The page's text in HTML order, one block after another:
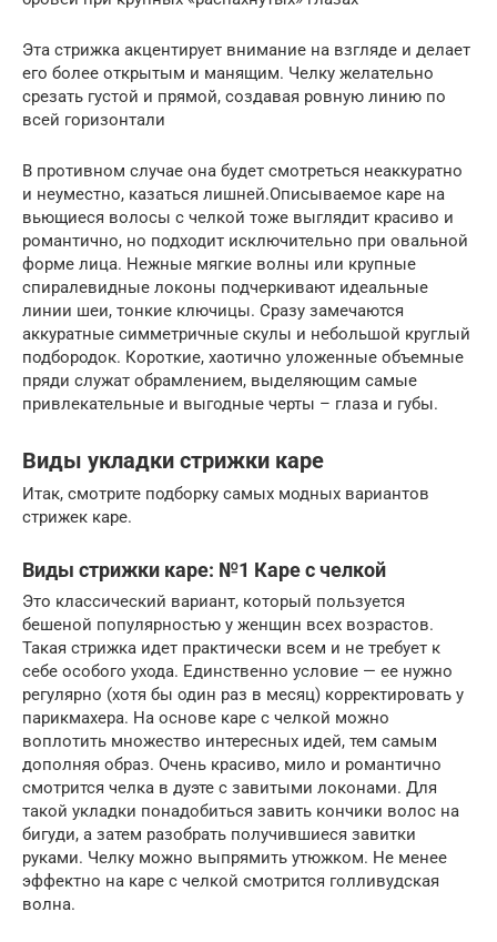
Эта стрижка акцентирует внимание на взгляде и делает
его более открытым и манящим. Челку желательно
срезать густой и прямой, создавая ровную линию по
всей горизонтали
В противном случае она будет смотреться неаккуратно
и неуместно, казаться лишней.Описываемое каре на
вьющиеся волосы с челкой тоже выглядит красиво и
романтично, но подходит исключительно при овальной
форме лица. Нежные мягкие волны или крупные
спиралевидные локоны подчеркивают идеальные
линии шеи, тонкие ключицы. Сразу замечаются
аккуратные симметричные скулы и небольшой круглый
подбородок. Короткие, хаотично уложенные объемные
пряди служат обрамлением, выделяющим самые
привлекательные и выгодные черты – глаза и губы.
Виды укладки стрижки каре
Итак, смотрите подборку самых модных вариантов
стрижек каре.
Виды стрижки каре: №1 Каре с челкой
Это классический вариант, который пользуется
бешеной популярностью у женщин всех возрастов.
Такая стрижка идет практически всем и не требует к
себе особого ухода. Единственно условие — ее нужно
регулярно (хотя бы один раз в месяц) корректировать у
парикмахера. На основе каре с челкой можно
воплотить множество интересных идей, тем самым
дополняя образ. Очень красиво, мило и романтично
смотрится челка в дуэте с завитыми локонами. Для
такой укладки понадобиться завить кончики волос на
бигуди, а затем разобрать получившиеся завитки
руками. Челку можно выпрямить утюжком. Не менее
эффектно на каре с челкой смотрится голливудская
волна.